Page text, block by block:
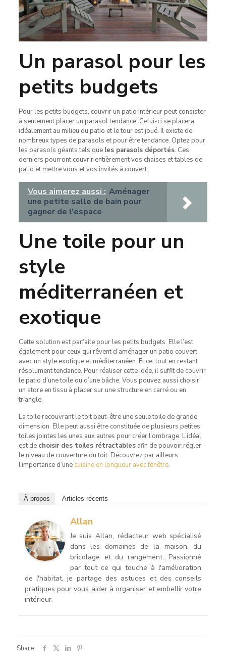
Un parasol pour les
petits budgets
Pour les petits budgets, couvrir un patio intérieur peut consister
à seulement placer un parasol tendance. Celui-ci se placera
idéalement au milieu du patio et le tour est joué. Il existe de
nombreux types de parasols et pour être tendance. Optez pour
les parasols géants tels que les parasols déportés. Ces
derniers pourront couvrir entièrement vos chaises et tables de
patio et mettre vous et vos invités à couvert.
Vous aimerez aussi : Aménager
une petite salle de bain pour
gagner de l'espace
Une toile pour un
style
méditerranéen et
exotique
Cette solution est parfaite pour les petits budgets. Elle l’est
également pour ceux qui rêvent d’aménager un patio couvert
avec un style exotique et méditerranéen. Et ce, tout en restant
résolument tendance. Pour réaliser cette idée, il suffit de couvrir
le patio d’une toile ou d’une bâche. Vous pouvez aussi choisir
un store en tissu à placer sur une structure en carré ou en
triangle.
La toile recouvrant le toit peut-être une seule toile de grande
dimension. Elle peut aussi être constituée de plusieurs petites
toiles jointes les unes aux autres pour créer l’ombrage. L’idéal
est de choisir des toiles rétractablesafin de pouvoir régler
le niveau de couverture du toit. Découvrez par ailleurs
l’importance d’une cuisine en longueur avec fenêtre.
À propos Articles récents
Allan
Je suis Allan, rédacteur web spécialisé
dans les domaines de la maison, du
bricolage et du rangement. Passionné
par tout ce qui touche à l'amélioration
de l'habitat, je partage des astuces et des conseils
pratiques pour vous aider à organiser et embellir votre
intérieur.
Share